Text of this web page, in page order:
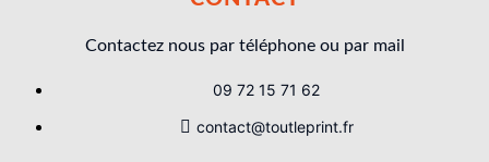
Contactez nous par téléphone ou par mail
09 72 15 71 62
contact@toutleprint.fr